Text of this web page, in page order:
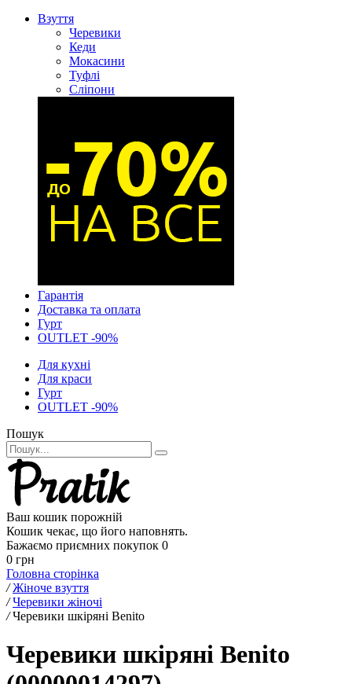
Взуття
Черевики
Кеди
Мокасини
Туфлі
Сліпони
Гарантія
Доставка та оплата
Гурт
OUTLET -90%
Для кухні
Для краси
Гурт
OUTLET -90%
Пошук
Ваш кошик порожній
Кошик чекає, що його наповнять.
Бажаємо приємних покупок 0
0 грн
Головна сторінка
/ Жіноче взуття
/ Черевики жіночі
/ Черевики шкіряні Benito
Черевики шкіряні Benito